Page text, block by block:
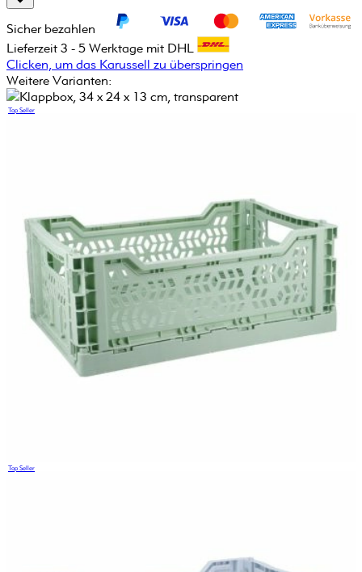
Sicher bezahlen
Lieferzeit 3 - 5 Werktage mit DHL
Clicken, um das Karussell zu überspringen
Weitere Varianten:
Top Seller
Top Seller